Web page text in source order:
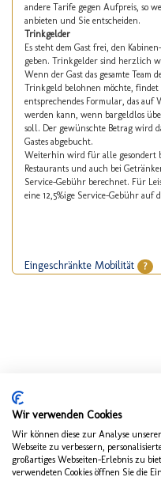
andere Tarife gegen Aufpreis, so
anbieten und Sie entscheiden.
Trinkgelder
Es steht dem Gast frei, den
geben. Trinkgelder sind herzlich
Wenn der Gast das gesamte Team
Trinkgeld belohnen möchte,
entsprechendes Formular, das auf
werden kann, wenn bargeldlos
soll. Der gewünschte Betrag wird
Gastes abgebucht.
Weiterhin wird für alle gesondert
Restaurants und auch bei
Service-Gebühr berechnet. Für
eine 12,5%ige Service-Gebühr auf
Eingeschränkte Mobilität ?
Wir verwenden Cookies
Wir können diese zur Analyse
Webseite zu verbessern,
großartiges Webseiten-Erlebnis zu
verwendeten Cookies öffnen Sie die